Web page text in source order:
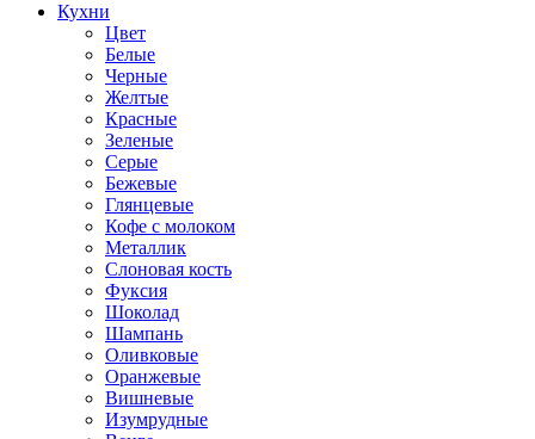
Кухни
Цвет
Белые
Черные
Желтые
Красные
Зеленые
Серые
Бежевые
Глянцевые
Кофе с молоком
Металлик
Слоновая кость
Фуксия
Шоколад
Шампань
Оливковые
Оранжевые
Вишневые
Изумрудные